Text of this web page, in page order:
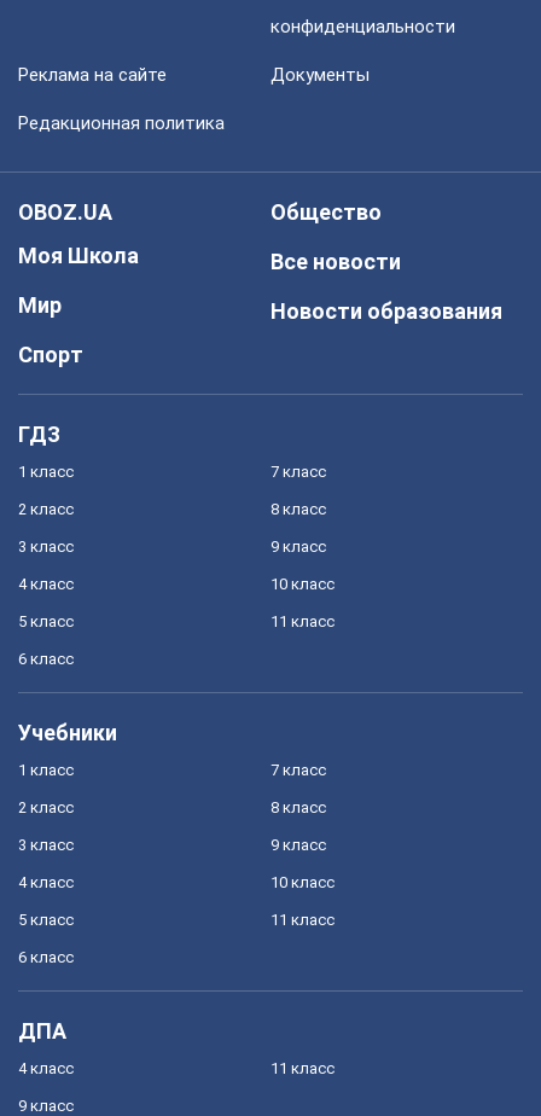
конфиденциальности
Реклама на сайте Документы
Редакционная политика
OBOZ.UA
Моя Школа
Мир
Спорт
Общество
Все новости
Новости образования
ГДЗ
1 класс
2 класс
3 класс
4 класс
5 класс
6 класс
7 класс
8 класс
9 класс
10 класс
11 класс
Учебники
1 класс
2 класс
3 класс
4 класс
5 класс
6 класс
7 класс
8 класс
9 класс
10 класс
11 класс
ДПА
4 класс
9 класс
11 класс